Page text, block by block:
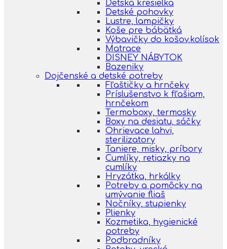
Detská kresielka
Detské pohovky
Lustre, lampičky
Koše pre bábätká
Výbavičky do košov,kolísok
Matrace
DISNEY NÁBYTOK
Bazeniky
Dojčenské a detské potreby
Fľaštičky a hrnčeky
Príslušenstvo k fľašiam,
hrnčekom
Termoboxy, termosky
Boxy na desiatu, sáčky
Ohrievace lahvi,
sterilizatory
Taniere, misky, príbory
Cumlíky, retiazky na
cumlíky
Hryzátka, hrkálky
Potreby a pomôcky na
umývanie fliaš
Nočníky, stupienky
Plienky
Kozmetika, hygienické
potreby
Podbradníky